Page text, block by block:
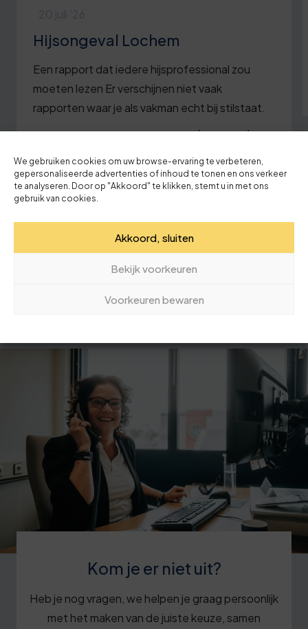
We gebruiken cookies om uw browse-ervaring te verbeteren,
gepersonaliseerde advertenties of inhoud te tonen en ons verkeer
te analyseren. Door op "Akkoord" te klikken, stemt u in met ons
gebruik van cookies.
Akkoord, sluiten
Bekijk voorkeuren
Voorkeuren bewaren
Hijsongeval Lochem
Een rapport dat iedere hijsprofessional zou
moeten lezen Er verschijnen niet vaak
rapporten waar je als vakman echt bij stilstaat.
Lees verder
1 2 3
Kom je er niet uit?
Heb je nog vragen, we helpen je graag persoonlijk
met het maken van de juiste keuze, samen